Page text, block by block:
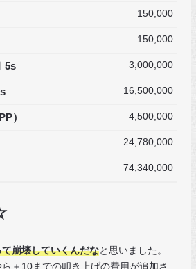
150,000
150,000
5s 3,000,000
16,500,000
） 4,500,000
24,780,000
74,340,000
崩壊していくんだなと思いました。
＋10までの叩き上げの費用が追加さ